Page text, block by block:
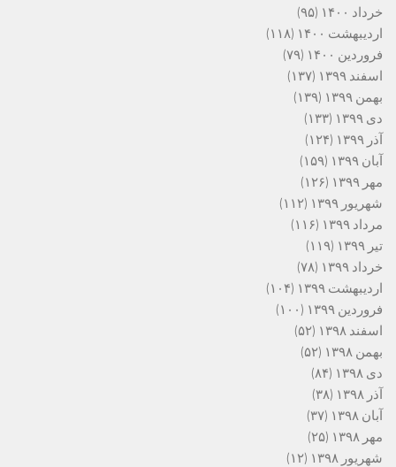
خرداد ۱۴۰۰
(۹۵)
اردیبهشت ۱۴۰۰
(۱۱۸)
فروردین ۱۴۰۰
(۷۹)
اسفند ۱۳۹۹
(۱۳۷)
بهمن ۱۳۹۹
(۱۳۹)
دی ۱۳۹۹
(۱۳۳)
آذر ۱۳۹۹
(۱۲۴)
آبان ۱۳۹۹
(۱۵۹)
مهر ۱۳۹۹
(۱۲۶)
شهریور ۱۳۹۹
(۱۱۲)
مرداد ۱۳۹۹
(۱۱۶)
تیر ۱۳۹۹
(۱۱۹)
خرداد ۱۳۹۹
(۷۸)
اردیبهشت ۱۳۹۹
(۱۰۴)
فروردین ۱۳۹۹
(۱۰۰)
اسفند ۱۳۹۸
(۵۲)
بهمن ۱۳۹۸
(۵۲)
دی ۱۳۹۸
(۸۴)
آذر ۱۳۹۸
(۳۸)
آبان ۱۳۹۸
(۳۷)
مهر ۱۳۹۸
(۲۵)
شهریور ۱۳۹۸
(۱۲)